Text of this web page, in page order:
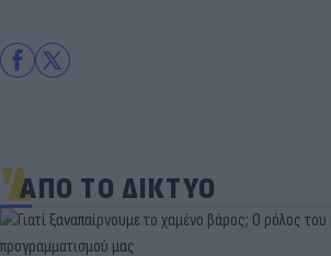
ΑΠΟ ΤΟ ΔΙΚΤΥΟ